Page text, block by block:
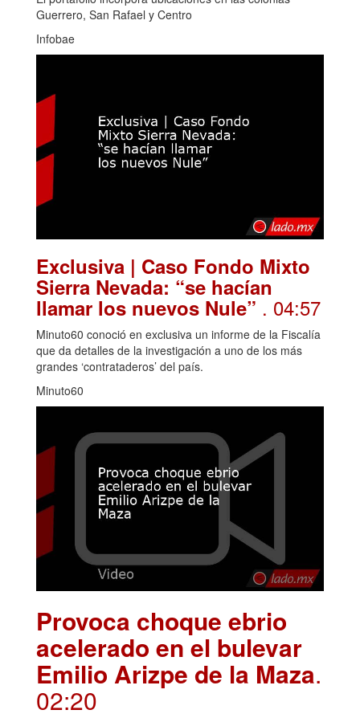
Guerrero, San Rafael y Centro
Infobae
Exclusiva | Caso Fondo Mixto
Sierra Nevada: “se hacían
llamar los nuevos Nule” . 04:57
Minuto60 conoció en exclusiva un informe de la Fiscalía
que da detalles de la investigación a uno de los más
grandes ‘contrataderos’ del país.
Minuto60
Provoca choque ebrio
acelerado en el bulevar
Emilio Arizpe de la Maza.
02:20